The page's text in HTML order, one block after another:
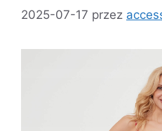
2025-07-17 przez